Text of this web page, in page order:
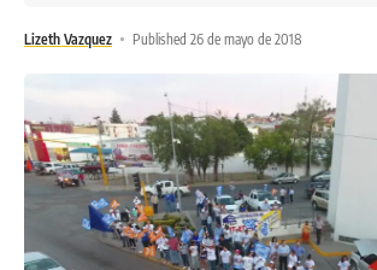
Lizeth Vazquez Published 26 de mayo de 2018